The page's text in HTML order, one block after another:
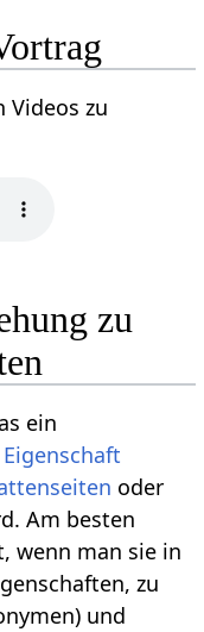
Videos zu
zu
ein
Eigenschaft
oder
Am besten
wenn man sie in
zu
und